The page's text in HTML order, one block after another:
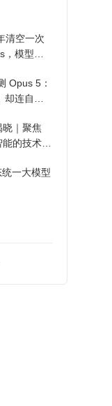
清空一次
模型自
Opus 5：
连自己
｜聚焦
的技术路
一大模型